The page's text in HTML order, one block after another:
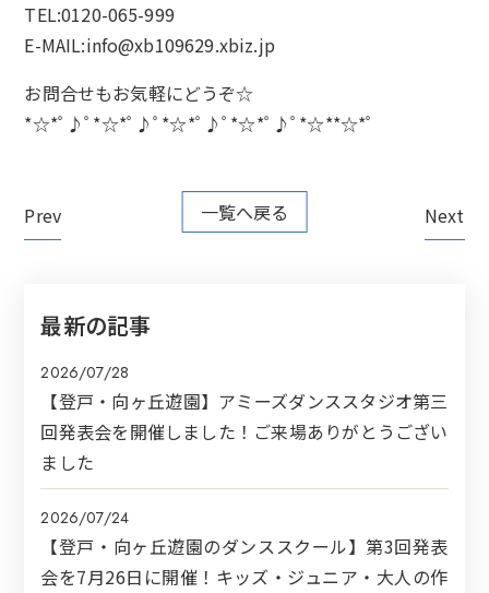
TEL:0120-065-999
E-MAIL:info@xb109629.xbiz.jp
お問合せもお気軽にどうぞ☆
*☆*ﾟ♪ﾟ*☆*ﾟ♪ﾟ*☆*ﾟ♪ﾟ*☆*ﾟ♪ﾟ*☆**☆*ﾟ
Prev 一覧へ戻る Next
最新の記事
2026/07/28
【登戸・向ヶ丘遊園】アミーズダンススタジオ第三
回発表会を開催しました！ご来場ありがとうござい
ました
2026/07/24
【登戸・向ヶ丘遊園のダンススクール】第3回発表
会を7月26日に開催！キッズ・ジュニア・大人の作